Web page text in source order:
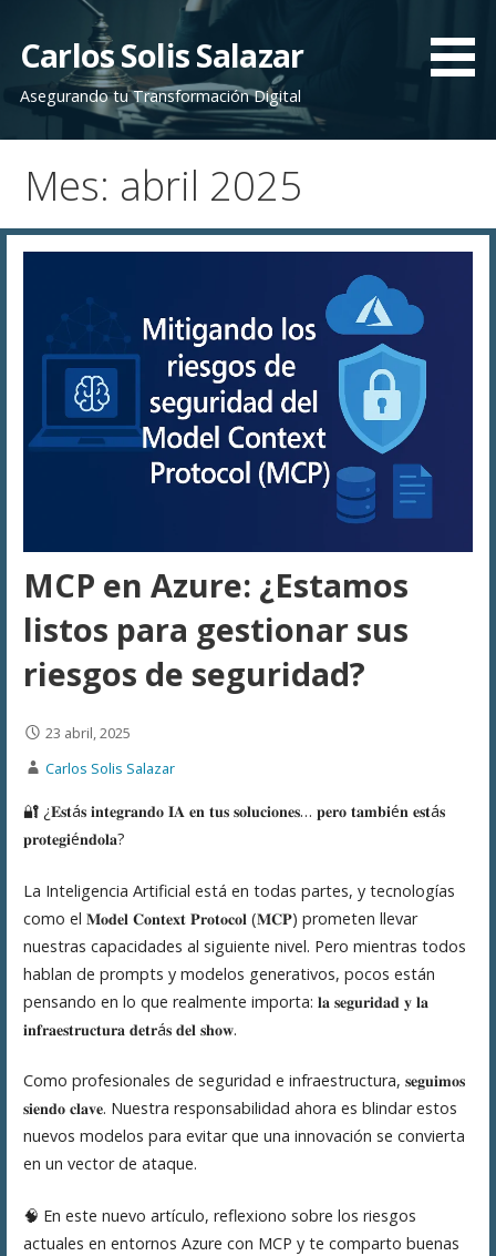
contenido
Carlos Solis Salazar
Asegurando tu Transformación Digital
Mes: abril 2025
MCP en Azure: ¿Estamos
listos para gestionar sus
riesgos de seguridad?
23 abril, 2025
Carlos Solis Salazar
🔐 ¿𝐄𝐬𝐭á𝐬 𝐢𝐧𝐭𝐞𝐠𝐫𝐚𝐧𝐝𝐨 𝐈𝐀 𝐞𝐧 𝐭𝐮𝐬 𝐬𝐨𝐥𝐮𝐜𝐢𝐨𝐧𝐞𝐬… 𝐩𝐞𝐫𝐨 𝐭𝐚𝐦𝐛𝐢é𝐧 𝐞𝐬𝐭á𝐬
𝐩𝐫𝐨𝐭𝐞𝐠𝐢é𝐧𝐝𝐨𝐥𝐚?
La Inteligencia Artificial está en todas partes, y tecnologías
como el 𝐌𝐨𝐝𝐞𝐥 𝐂𝐨𝐧𝐭𝐞𝐱𝐭 𝐏𝐫𝐨𝐭𝐨𝐜𝐨𝐥 (𝐌𝐂𝐏) prometen llevar
nuestras capacidades al siguiente nivel. Pero mientras todos
hablan de prompts y modelos generativos, pocos están
pensando en lo que realmente importa: 𝐥𝐚 𝐬𝐞𝐠𝐮𝐫𝐢𝐝𝐚𝐝 𝐲 𝐥𝐚
𝐢𝐧𝐟𝐫𝐚𝐞𝐬𝐭𝐫𝐮𝐜𝐭𝐮𝐫𝐚 𝐝𝐞𝐭𝐫á𝐬 𝐝𝐞𝐥 𝐬𝐡𝐨𝐰.
Como profesionales de seguridad e infraestructura, 𝐬𝐞𝐠𝐮𝐢𝐦𝐨𝐬
𝐬𝐢𝐞𝐧𝐝𝐨 𝐜𝐥𝐚𝐯𝐞. Nuestra responsabilidad ahora es blindar estos
nuevos modelos para evitar que una innovación se convierta
en un vector de ataque.
🧠 En este nuevo artículo, reflexiono sobre los riesgos
actuales en entornos Azure con MCP y te comparto buenas